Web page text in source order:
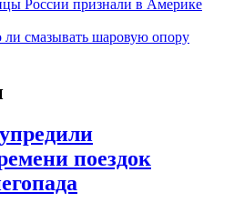
России признали в Америке
смазывать шаровую опору
поездок